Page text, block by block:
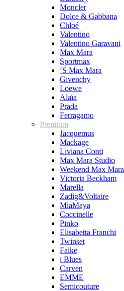
Moncler
Dolce & Gabbana
Chloé
Valentino
Valentino Garavani
Max Mara
Sportmax
‘S Max Mara
Givenchy
Loewe
Alaïa
Prada
Ferragamo
Premium
Jacquemus
Mackage
Liviana Conti
Max Mara Studio
Weekend Max Mara
Victoria Beckham
Marella
Zadig&Voltaire
MiaMaya
Coccinelle
Pinko
Elisabetta Franchi
Twinset
Falke
i Blues
Carven
EMME
Semicouture